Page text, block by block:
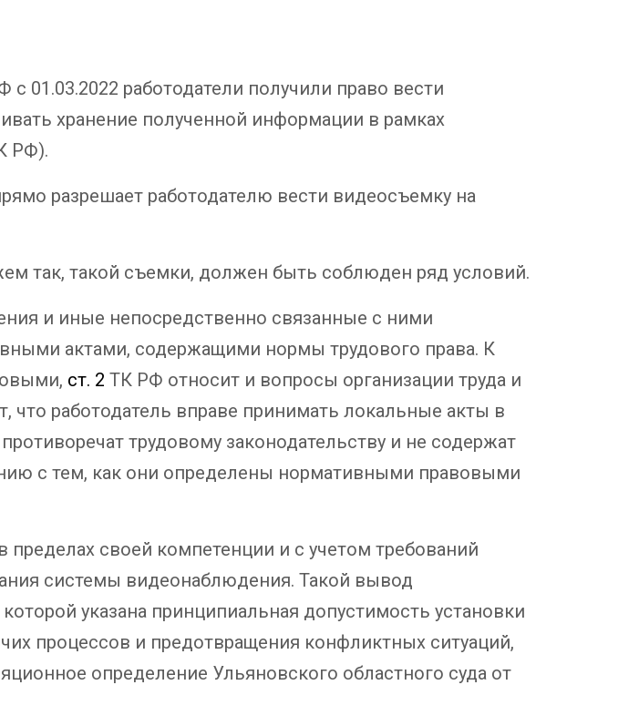
с 01.03.2022 работодатели получили право вести
хранение полученной информации в рамках
РФ).
разрешает работодателю вести видеосъемку на
так, такой съемки, должен быть соблюден ряд условий.
и иные непосредственно связанные с ними
актами, содержащими нормы трудового права. К
ст. 2 ТК РФ относит и вопросы организации труда и
что работодатель вправе принимать локальные акты в
трудовому законодательству и не содержат
с тем, как они определены нормативными правовыми
своей компетенции и с учетом требований
системы видеонаблюдения. Такой вывод
указана принципиальная допустимость установки
процессов и предотвращения конфликтных ситуаций,
определение Ульяновского областного суда от